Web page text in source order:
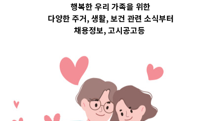
서울특별시서초
구 Top 3 및 주간
소식 –
20231016
행복한 우리 가족을 위한
다양한 주거, 생활, 보건 관련 소식부터
채용정보, 고시공고등